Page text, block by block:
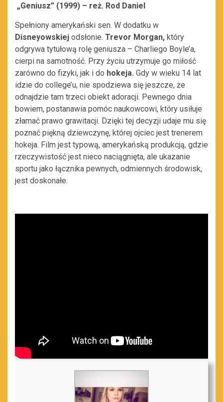
„Geniusz” (1999) – reż. Rod Daniel
Spełniony amerykański sen. W dodatku w
Disneyowskiej odsłonie. Trevor Morgan, który
odgrywa tytułową rolę geniusza – Charliego Boyle’a,
cierpi na samotność. Przy życiu utrzymuje go miłość
zarówno do fizyki, jak i do hokeja. Gdy w wieku 14 lat
idzie do college’u, nie spodziewa się jeszcze, że
odnajdzie tam trzeci obiekt adoracji. Pewnego dnia
bowiem, postanawia pomóc naukowcowi, który usiłuje
złamać prawo grawitacji. Dzięki tej decyzji udaje mu się
poznać piękną dziewczynę, której ojciec jest trenerem
hokeja. Film jest typową, amerykańską produkcją, gdzie
rzeczywistość jest nieco naciągnięta, ale ukazanie
sportu jako łącznika pewnych, odmiennych środowisk,
jest doskonałe.